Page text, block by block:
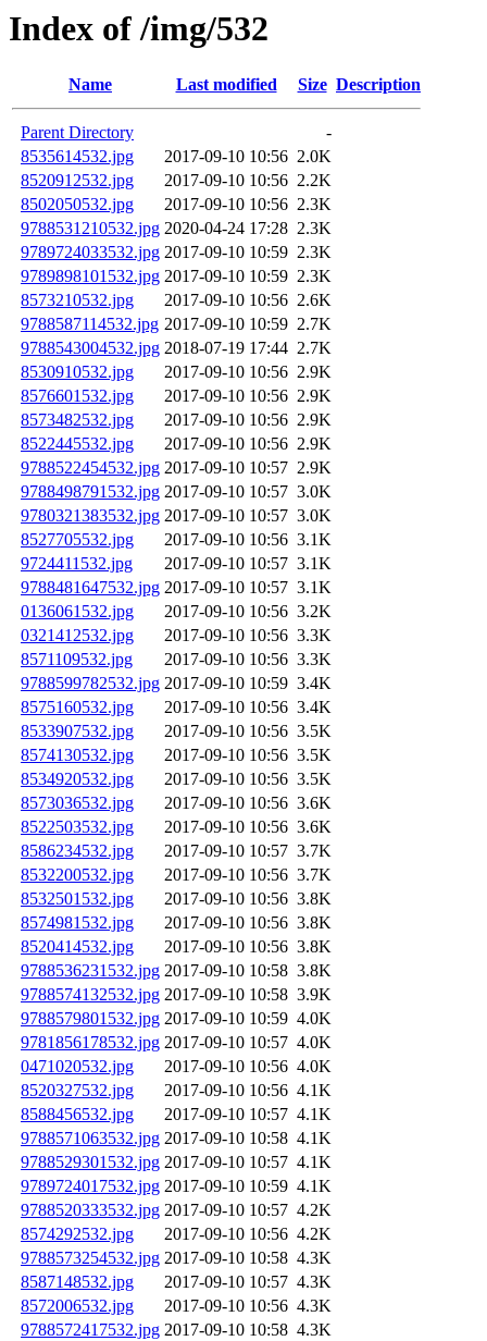
Index of /img/532
Name Last modified Size Description
Parent Directory
-
8535614532.jpg
2017-09-10 10:56 2.0K
8520912532.jpg
2017-09-10 10:56 2.2K
8502050532.jpg
2017-09-10 10:56 2.3K
9788531210532.jpg 2020-04-24 17:28 2.3K
9789724033532.jpg 2017-09-10 10:59 2.3K
9789898101532.jpg 2017-09-10 10:59 2.3K
8573210532.jpg
2017-09-10 10:56 2.6K
9788587114532.jpg 2017-09-10 10:59 2.7K
9788543004532.jpg 2018-07-19 17:44 2.7K
8530910532.jpg
2017-09-10 10:56 2.9K
8576601532.jpg
2017-09-10 10:56 2.9K
8573482532.jpg
2017-09-10 10:56 2.9K
8522445532.jpg
2017-09-10 10:56 2.9K
9788522454532.jpg 2017-09-10 10:57 2.9K
9788498791532.jpg 2017-09-10 10:57 3.0K
9780321383532.jpg 2017-09-10 10:57 3.0K
8527705532.jpg
2017-09-10 10:56 3.1K
9724411532.jpg
2017-09-10 10:57 3.1K
9788481647532.jpg 2017-09-10 10:57 3.1K
0136061532.jpg
2017-09-10 10:56 3.2K
0321412532.jpg
2017-09-10 10:56 3.3K
8571109532.jpg
2017-09-10 10:56 3.3K
9788599782532.jpg 2017-09-10 10:59 3.4K
8575160532.jpg
2017-09-10 10:56 3.4K
8533907532.jpg
2017-09-10 10:56 3.5K
8574130532.jpg
2017-09-10 10:56 3.5K
8534920532.jpg
2017-09-10 10:56 3.5K
8573036532.jpg
2017-09-10 10:56 3.6K
8522503532.jpg
2017-09-10 10:56 3.6K
8586234532.jpg
2017-09-10 10:57 3.7K
8532200532.jpg
2017-09-10 10:56 3.7K
8532501532.jpg
2017-09-10 10:56 3.8K
8574981532.jpg
2017-09-10 10:56 3.8K
8520414532.jpg
2017-09-10 10:56 3.8K
9788536231532.jpg 2017-09-10 10:58 3.8K
9788574132532.jpg 2017-09-10 10:58 3.9K
9788579801532.jpg 2017-09-10 10:59 4.0K
9781856178532.jpg 2017-09-10 10:57 4.0K
0471020532.jpg
2017-09-10 10:56 4.0K
8520327532.jpg
2017-09-10 10:56 4.1K
8588456532.jpg
2017-09-10 10:57 4.1K
9788571063532.jpg 2017-09-10 10:58 4.1K
9788529301532.jpg 2017-09-10 10:57 4.1K
9789724017532.jpg 2017-09-10 10:59 4.1K
9788520333532.jpg 2017-09-10 10:57 4.2K
8574292532.jpg
2017-09-10 10:56 4.2K
9788573254532.jpg 2017-09-10 10:58 4.3K
8587148532.jpg
2017-09-10 10:57 4.3K
8572006532.jpg
2017-09-10 10:56 4.3K
9788572417532.jpg 2017-09-10 10:58 4.3K